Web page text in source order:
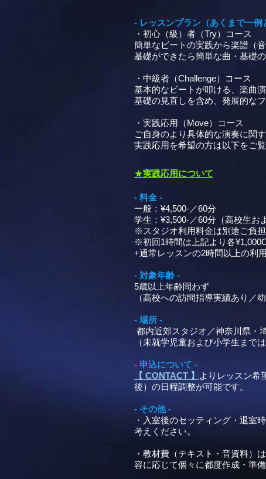
- レッスンプラン（あくまで一例
・初心（級）者（Try）コース
簡単なビートの実践から楽譜（
基礎ができたら簡単な曲・基礎
・中級者（Challenge）コース
基本的なビートが叩ける、楽曲
基礎の見直しを含め、発展的な
・実践応用（Move）コース
ご自身のより具体的な演奏に関
実践応用を希望の方は以下をご覧
★実践応用について
- 料金 -
一般：¥4,500-／60分
学生：¥3,500-／60分（高校生お
※スタジオ利用料金は別途ご負
※初回1時間は上記より各
+通常レッスンの2時間以上の利
- 対象年齢 -
5歳以上年齢問わず
（高校への訪問指導実績あり／
- 場所 -
都内近郊スタジオ／神奈川県・
（未就学児童および小学生まで
- 申込について -
【 CONTACT 】
よりレッスン希
後）の日程調整が可能です。
- その他 -
・入室後のセッティング・退室
考えください。
・教材費（テキスト・音資料）
容に応じて個々に都度作成・準備